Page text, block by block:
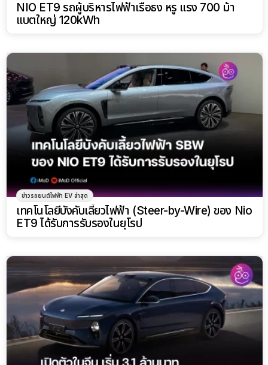
NIO ET9 รถผู้บริหารไฟฟ้าเรือธง หรู แรง 700 ม้า
แบตใหญ่ 120kWh
ข่าวรถยนต์ไฟฟ้า EV ล่าสุด
เทคโนโลยีบังคับเลี้ยวไฟฟ้า (Steer-by-Wire) ของ Nio
ET9 ได้รับการรับรองในยุโรป